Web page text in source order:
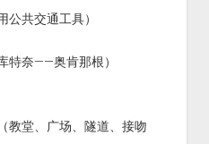
公共交通工具）
特奈——奥肯那根）
教堂、广场、隧道、接吻